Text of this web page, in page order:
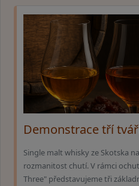
Demonstrace tří
Single malt whisky ze Skotska
rozmanitost chutí. V rámci
Three" představujeme tři